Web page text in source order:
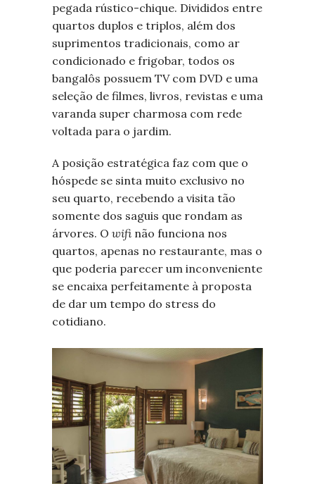
pegada rústico-chique. Divididos entre
quartos duplos e triplos, além dos
suprimentos tradicionais, como ar
condicionado e frigobar, todos os
bangalôs possuem TV com DVD e uma
seleção de filmes, livros, revistas e uma
varanda super charmosa com rede
voltada para o jardim.
A posição estratégica faz com que o
hóspede se sinta muito exclusivo no
seu quarto, recebendo a visita tão
somente dos saguis que rondam as
árvores. O wifi não funciona nos
quartos, apenas no restaurante, mas o
que poderia parecer um inconveniente
se encaixa perfeitamente à proposta
de dar um tempo do stress do
cotidiano.